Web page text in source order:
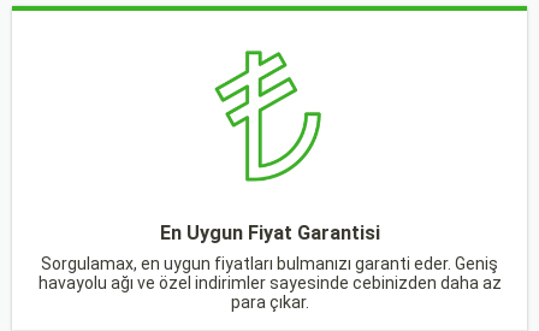
En Uygun Fiyat Garantisi
Sorgulamax, en uygun fiyatları bulmanızı garanti eder. Geniş
havayolu ağı ve özel indirimler sayesinde cebinizden daha az
para çıkar.